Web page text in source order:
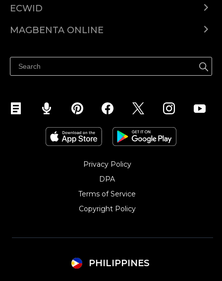
ECWID
Help center
MAGBENTA ONLINE
Ibenta sa Facebook
Privacy Policy
DPA
Terms of Service
Copyright Policy‎
PHILIPPINES